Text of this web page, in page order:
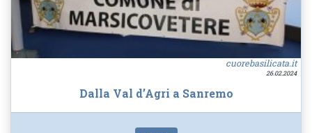
cuorebasilicata.it
26.02.2024
Dalla Val d’Agri a Sanremo